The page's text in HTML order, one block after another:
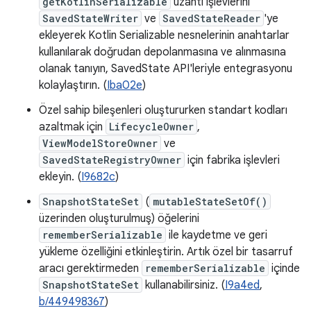
SavedStateWriter ve SavedStateReader 'ye
ekleyerek Kotlin Serializable nesnelerinin anahtarlar
kullanılarak doğrudan depolanmasına ve alınmasına
olanak tanıyın, SavedState API'leriyle entegrasyonu
kolaylaştırın. (Iba02e)
Özel sahip bileşenleri oluştururken standart kodları
azaltmak için LifecycleOwner ,
ViewModelStoreOwner ve
SavedStateRegistryOwner için fabrika işlevleri
ekleyin. (I9682c)
SnapshotStateSet ( mutableStateSetOf()
üzerinden oluşturulmuş) öğelerini
rememberSerializable ile kaydetme ve geri
yükleme özelliğini etkinleştirin. Artık özel bir tasarruf
aracı gerektirmeden
rememberSerializable içinde
SnapshotStateSet kullanabilirsiniz. (I9a4ed,
b/449498367)